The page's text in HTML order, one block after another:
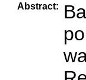
Abstract: